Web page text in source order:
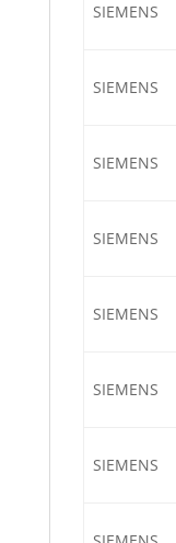
SIEMENS
SIEMENS
SIEMENS
SIEMENS
SIEMENS
SIEMENS
SIEMENS